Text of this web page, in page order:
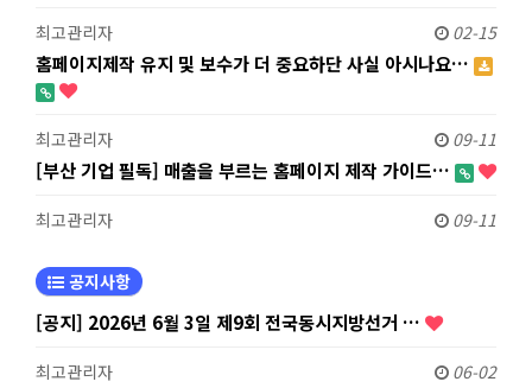
최고관리자 02-15
홈페이지제작 유지 및 보수가 더 중요하단 사실 아시나요…
최고관리자 09-11
[부산 기업 필독] 매출을 부르는 홈페이지 제작 가이드…
최고관리자 09-11
공지사항
[공지] 2026년 6월 3일 제9회 전국동시지방선거 …
최고관리자 06-02